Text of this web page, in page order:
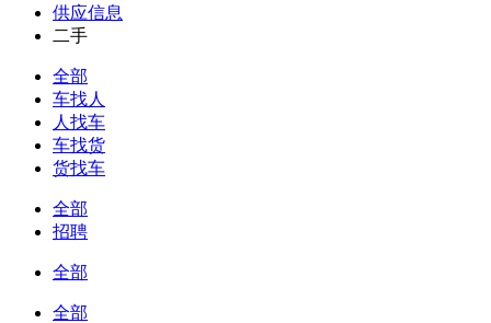
供应信息
二手
全部
车找人
人找车
车找货
货找车
全部
招聘
全部
全部